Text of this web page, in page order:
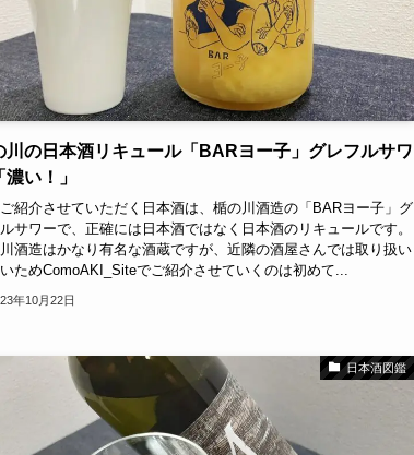
川の日本酒リキュール「BARヨー子」グレフルサワ
濃い！」
紹介させていただく日本酒は、楯の川酒造の「BARヨー子」グ
サワーで、正確には日本酒ではなく日本酒のリキュールです。
酒造はかなり有名な酒蔵ですが、近隣の酒屋さんでは取り扱い
ためComoAKI_Siteでご紹介させていくのは初めて...
年10月22日
日本酒図鑑